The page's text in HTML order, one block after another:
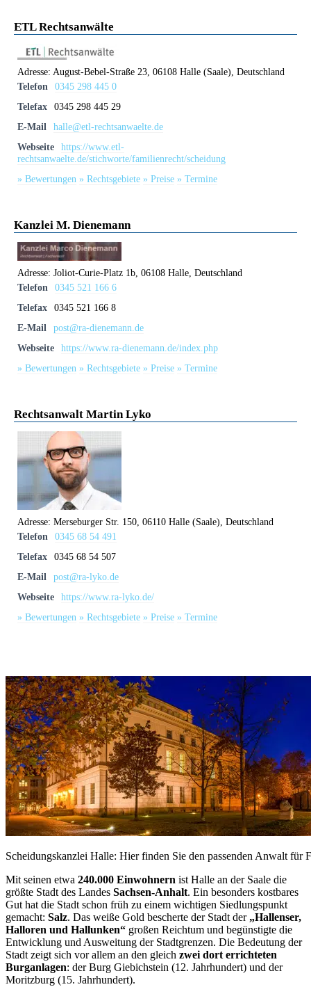
ETL Rechtsanwälte
Adresse: August-Bebel-Straße 23, 06108 Halle (Saale), Deutschland
Telefon
0345 298 445 0
Telefax
0345 298 445 29
E-Mail
halle@etl-rechtsanwaelte.de
Webseite
https://www.etl-
rechtsanwaelte.de/stichworte/familienrecht/scheidung
» Bewertungen » Rechtsgebiete » Preise » Termine
Kanzlei M. Dienemann
Adresse: Joliot-Curie-Platz 1b, 06108 Halle, Deutschland
Telefon
0345 521 166 6
Telefax
0345 521 166 8
E-Mail
post@ra-dienemann.de
Webseite
https://www.ra-dienemann.de/index.php
» Bewertungen » Rechtsgebiete » Preise » Termine
Rechtsanwalt Martin Lyko
Adresse: Merseburger Str. 150, 06110 Halle (Saale), Deutschland
Telefon
0345 68 54 491
Telefax
0345 68 54 507
E-Mail
post@ra-lyko.de
Webseite
https://www.ra-lyko.de/
» Bewertungen » Rechtsgebiete » Preise » Termine
Scheidungskanzlei Halle: Hier finden Sie den passenden Anwalt für
Mit seinen etwa 240.000 Einwohnern ist Halle an der Saale die
größte Stadt des Landes Sachsen-Anhalt. Ein besonders kostbares
Gut hat die Stadt schon früh zu einem wichtigen Siedlungspunkt
gemacht: Salz. Das weiße Gold bescherte der Stadt der „Hallenser,
Halloren und Hallunken“ großen Reichtum und begünstigte die
Entwicklung und Ausweitung der Stadtgrenzen. Die Bedeutung der
Stadt zeigt sich vor allem an den gleich zwei dort errichteten
Burganlagen: der Burg Giebichstein (12. Jahrhundert) und der
Moritzburg (15. Jahrhundert).